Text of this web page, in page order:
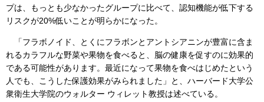
プは、もっとも少なかったグループに比べて、認知機能が低下する
リスクが20%低いことが明らかになった。
「フラボノイド、とくにフラボンとアントシアニンが豊富に含ま
れるカラフルな野菜や果物を食べると、脳の健康を促すのに効果的
である可能性があります。最近になって果物を食べはじめたという
人でも、こうした保護効果がみられました」と、ハーバード大学公
衆衛生大学院のウォルター ウィレット教授は述べている。